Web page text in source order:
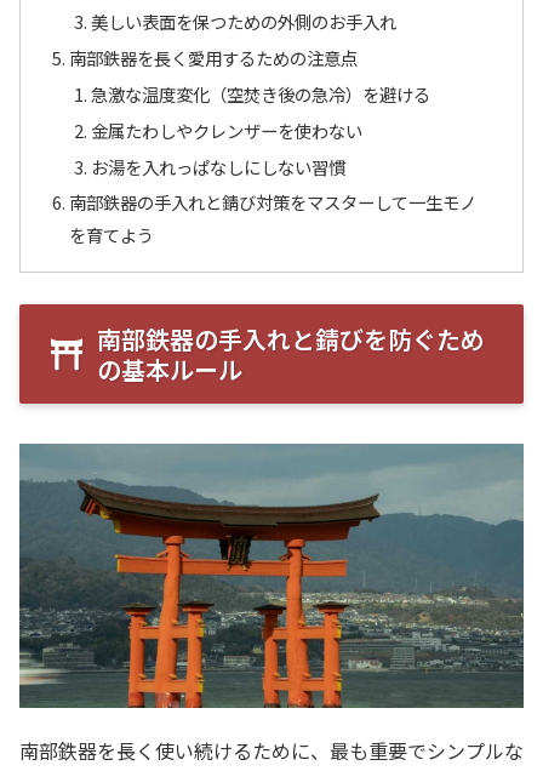
美しい表面を保つための外側のお手入れ
南部鉄器を長く愛用するための注意点
急激な温度変化（空焚き後の急冷）を避ける
金属たわしやクレンザーを使わない
お湯を入れっぱなしにしない習慣
南部鉄器の手入れと錆び対策をマスターして一生モノ
を育てよう
南部鉄器の手入れと錆びを防ぐため
の基本ルール
南部鉄器を長く使い続けるために、最も重要でシンプルな